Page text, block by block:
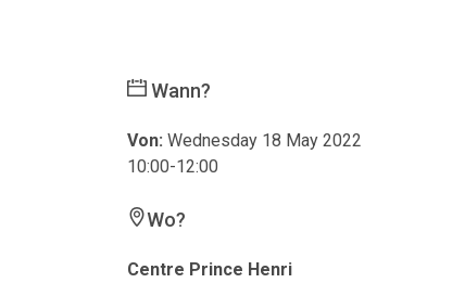
Wann?
Von: Wednesday 18 May 2022
10:00-12:00
Wo?
Centre Prince Henri